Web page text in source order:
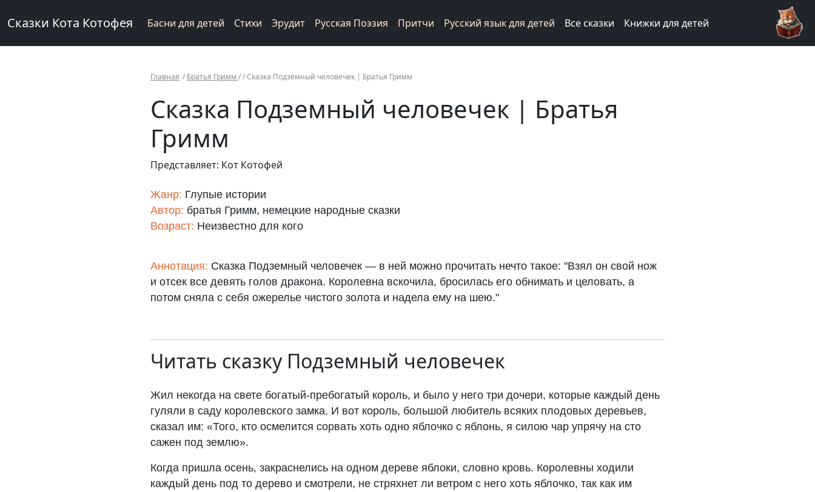
Сказки Кота Котофея Басни для детей Стихи Эрудит Русская Поэзия Притчи Русский язык для детей Все сказки Книжки для детей
Главная / Братья Гримм / /Сказка Подземный человечек | Братья Гримм
Сказка Подземный человечек | Братья
Гримм
Представляет: Кот Котофей
Жанр: Глупые истории
Автор: братья Гримм, немецкие народные сказки
Возраст: Неизвестно для кого
Аннотация: Сказка Подземный человечек — в ней можно прочитать нечто такое: "Взял он свой нож
и отсек все девять голов дракона. Королевна вскочила, бросилась его обнимать и целовать, а
потом сняла с себя ожерелье чистого золота и надела ему на шею."
Читать сказкуПодземный человечек
Жил некогда на свете богатый-пребогатый король, и было у него три дочери, которые каждый день
гуляли в саду королевского замка. И вот король, большой любитель всяких плодовых деревьев,
сказал им: «Того, кто осмелится сорвать хоть одно яблочко с яблонь, я силою чар упрячу на сто
сажен под землю».
Когда пришла осень, закраснелись на одном дереве яблоки, словно кровь. Королевны ходили
каждый день под то дерево и смотрели, не стряхнет ли ветром с него хоть яблочко, так как им